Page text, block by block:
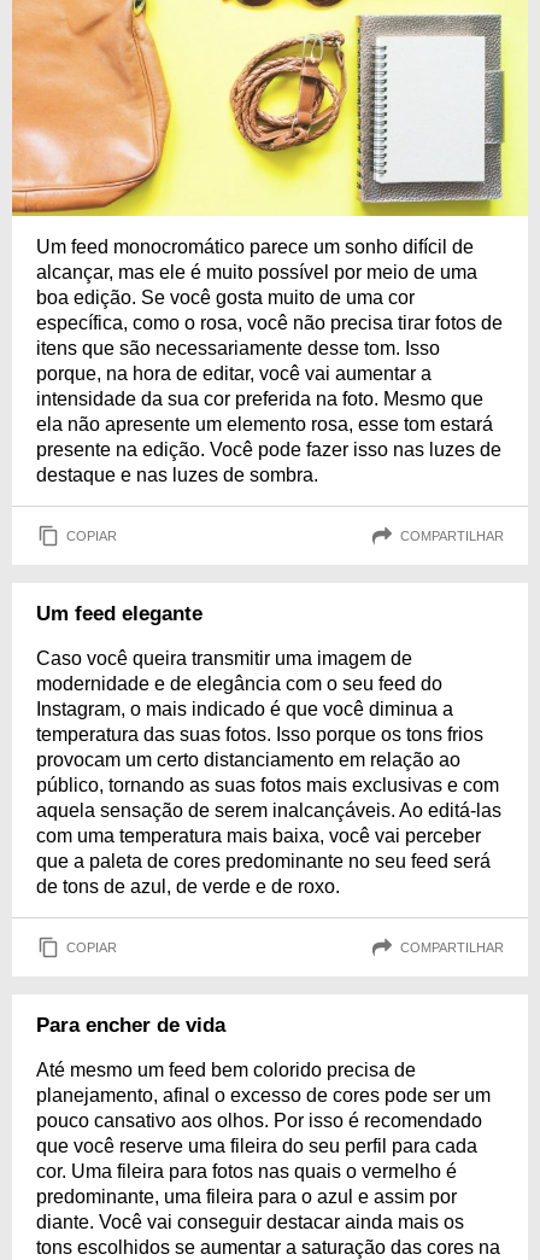
Um feed monocromático parece um sonho difícil de
alcançar, mas ele é muito possível por meio de uma
boa edição. Se você gosta muito de uma cor
específica, como o rosa, você não precisa tirar fotos de
itens que são necessariamente desse tom. Isso
porque, na hora de editar, você vai aumentar a
intensidade da sua cor preferida na foto. Mesmo que
ela não apresente um elemento rosa, esse tom estará
presente na edição. Você pode fazer isso nas luzes de
destaque e nas luzes de sombra.
COPIAR COMPARTILHAR
Um feed elegante
Caso você queira transmitir uma imagem de
modernidade e de elegância com o seu feed do
Instagram, o mais indicado é que você diminua a
temperatura das suas fotos. Isso porque os tons frios
provocam um certo distanciamento em relação ao
público, tornando as suas fotos mais exclusivas e com
aquela sensação de serem inalcançáveis. Ao editá-las
com uma temperatura mais baixa, você vai perceber
que a paleta de cores predominante no seu feed será
de tons de azul, de verde e de roxo.
COPIAR COMPARTILHAR
Para encher de vida
Até mesmo um feed bem colorido precisa de
planejamento, afinal o excesso de cores pode ser um
pouco cansativo aos olhos. Por isso é recomendado
que você reserve uma fileira do seu perfil para cada
cor. Uma fileira para fotos nas quais o vermelho é
predominante, uma fileira para o azul e assim por
diante. Você vai conseguir destacar ainda mais os
tons escolhidos se aumentar a saturação das cores na